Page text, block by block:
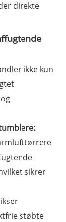
direkte
ikke kun
sikrer
støbte